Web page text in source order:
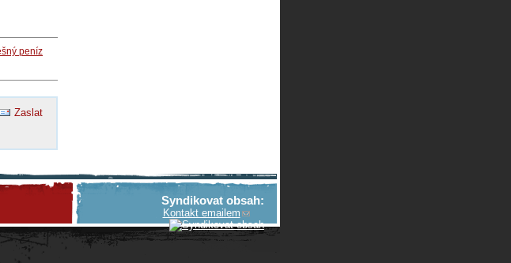
peníz
Zaslat
Syndikovat obsah:
Kontakt emailem